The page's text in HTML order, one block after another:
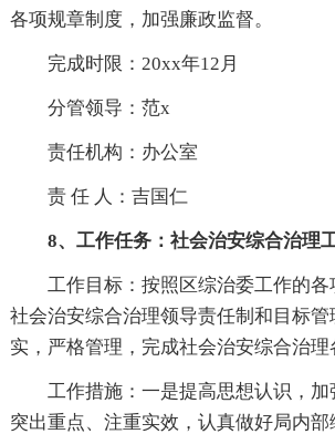
各项规章制度，加强廉政监督。
完成时限：20xx年12月
分管领导：范x
责任机构：办公室
责 任 人：吉国仁
8、工作任务：社会治安综合治理
工作目标：按照区综治委工作的
社会治安综合治理领导责任制和目标
实，严格管理，完成社会治安综合治理
工作措施：一是提高思想认识，
突出重点、注重实效，认真做好局内